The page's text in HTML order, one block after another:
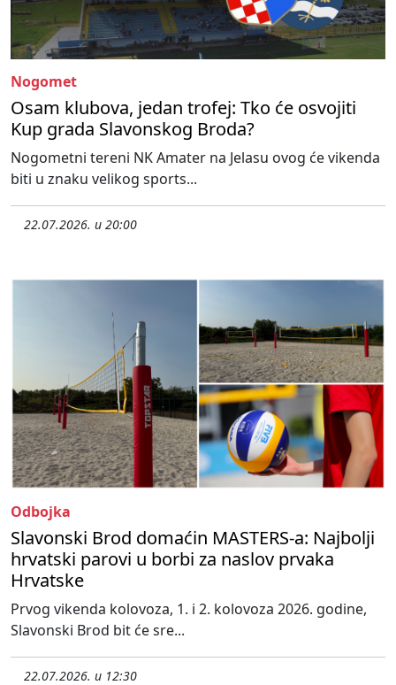
Nogomet
Osam klubova, jedan trofej: Tko će osvojiti
Kup grada Slavonskog Broda?
Nogometni tereni NK Amater na Jelasu ovog će vikenda
biti u znaku velikog sports...
22.07.2026. u 20:00
Odbojka
Slavonski Brod domaćin MASTERS-a: Najbolji
hrvatski parovi u borbi za naslov prvaka
Hrvatske
Prvog vikenda kolovoza, 1. i 2. kolovoza 2026. godine,
Slavonski Brod bit će sre...
22.07.2026. u 12:30